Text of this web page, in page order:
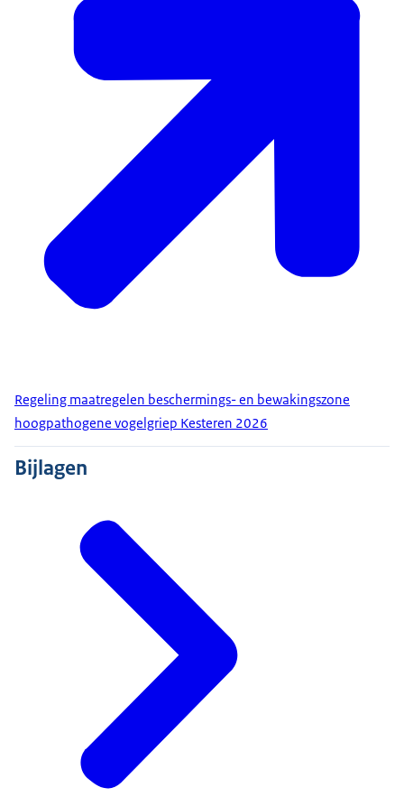
Regeling maatregelen beschermings- en bewakingszone
hoogpathogene vogelgriep Kesteren 2026
Bijlagen